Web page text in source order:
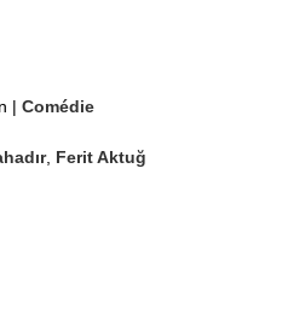
| Comédie
, Ferit Aktuğ